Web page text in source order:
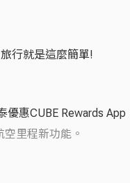
行就是這麼簡單!
惠CUBE Rewards
里程新功能。